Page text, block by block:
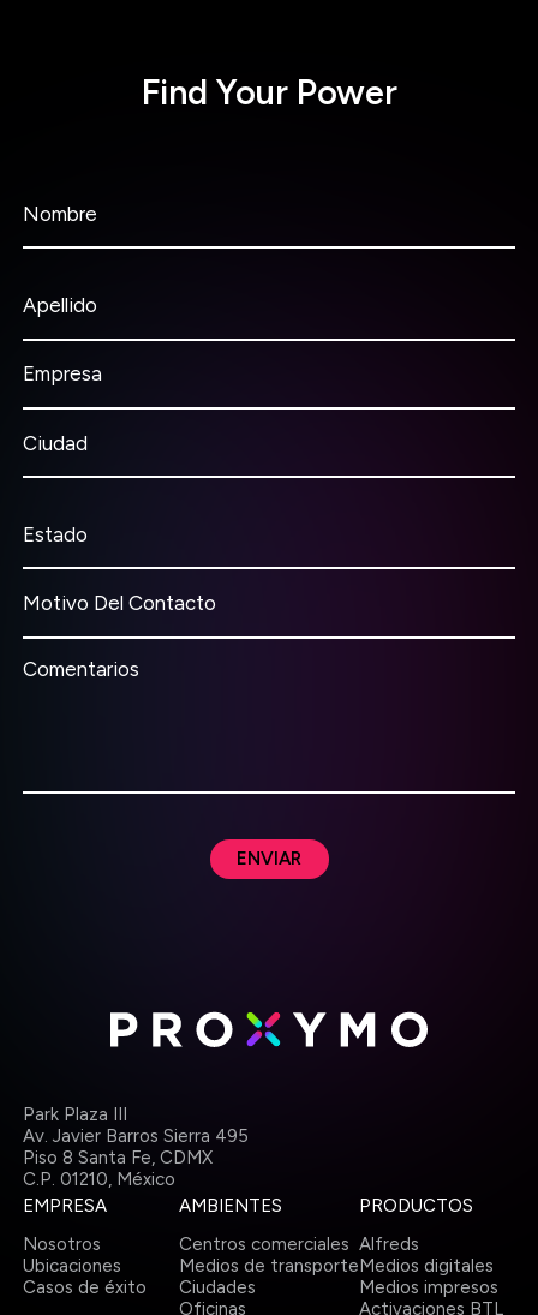
Find Your Power
Nombre
Apellido
Empresa
Ciudad
Estado
Motivo Del Contacto
Comentarios
ENVIAR
Park Plaza III
Av. Javier Barros Sierra 495
Piso 8 Santa Fe, CDMX
C.P. 01210, México
EMPRESA
Nosotros
Ubicaciones
Casos de éxito
AMBIENTES
Centros comerciales
Medios de transporte
Ciudades
Oficinas
PRODUCTOS
Alfreds
Medios digitales
Medios impresos
Activaciones BTL